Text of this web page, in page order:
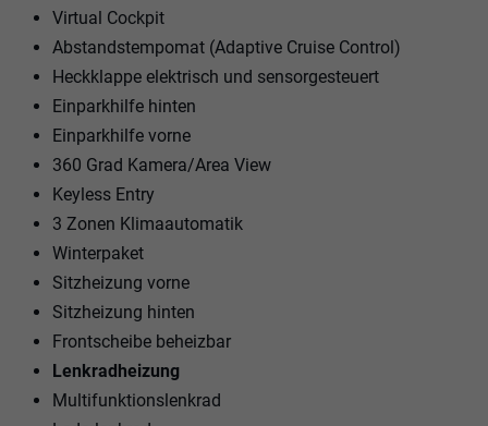
Virtual Cockpit
Abstandstempomat (Adaptive Cruise Control)
Heckklappe elektrisch und sensorgesteuert
Einparkhilfe hinten
Einparkhilfe vorne
360 Grad Kamera/Area View
Keyless Entry
3 Zonen Klimaautomatik
Winterpaket
Sitzheizung vorne
Sitzheizung hinten
Frontscheibe beheizbar
Lenkradheizung
Multifunktionslenkrad